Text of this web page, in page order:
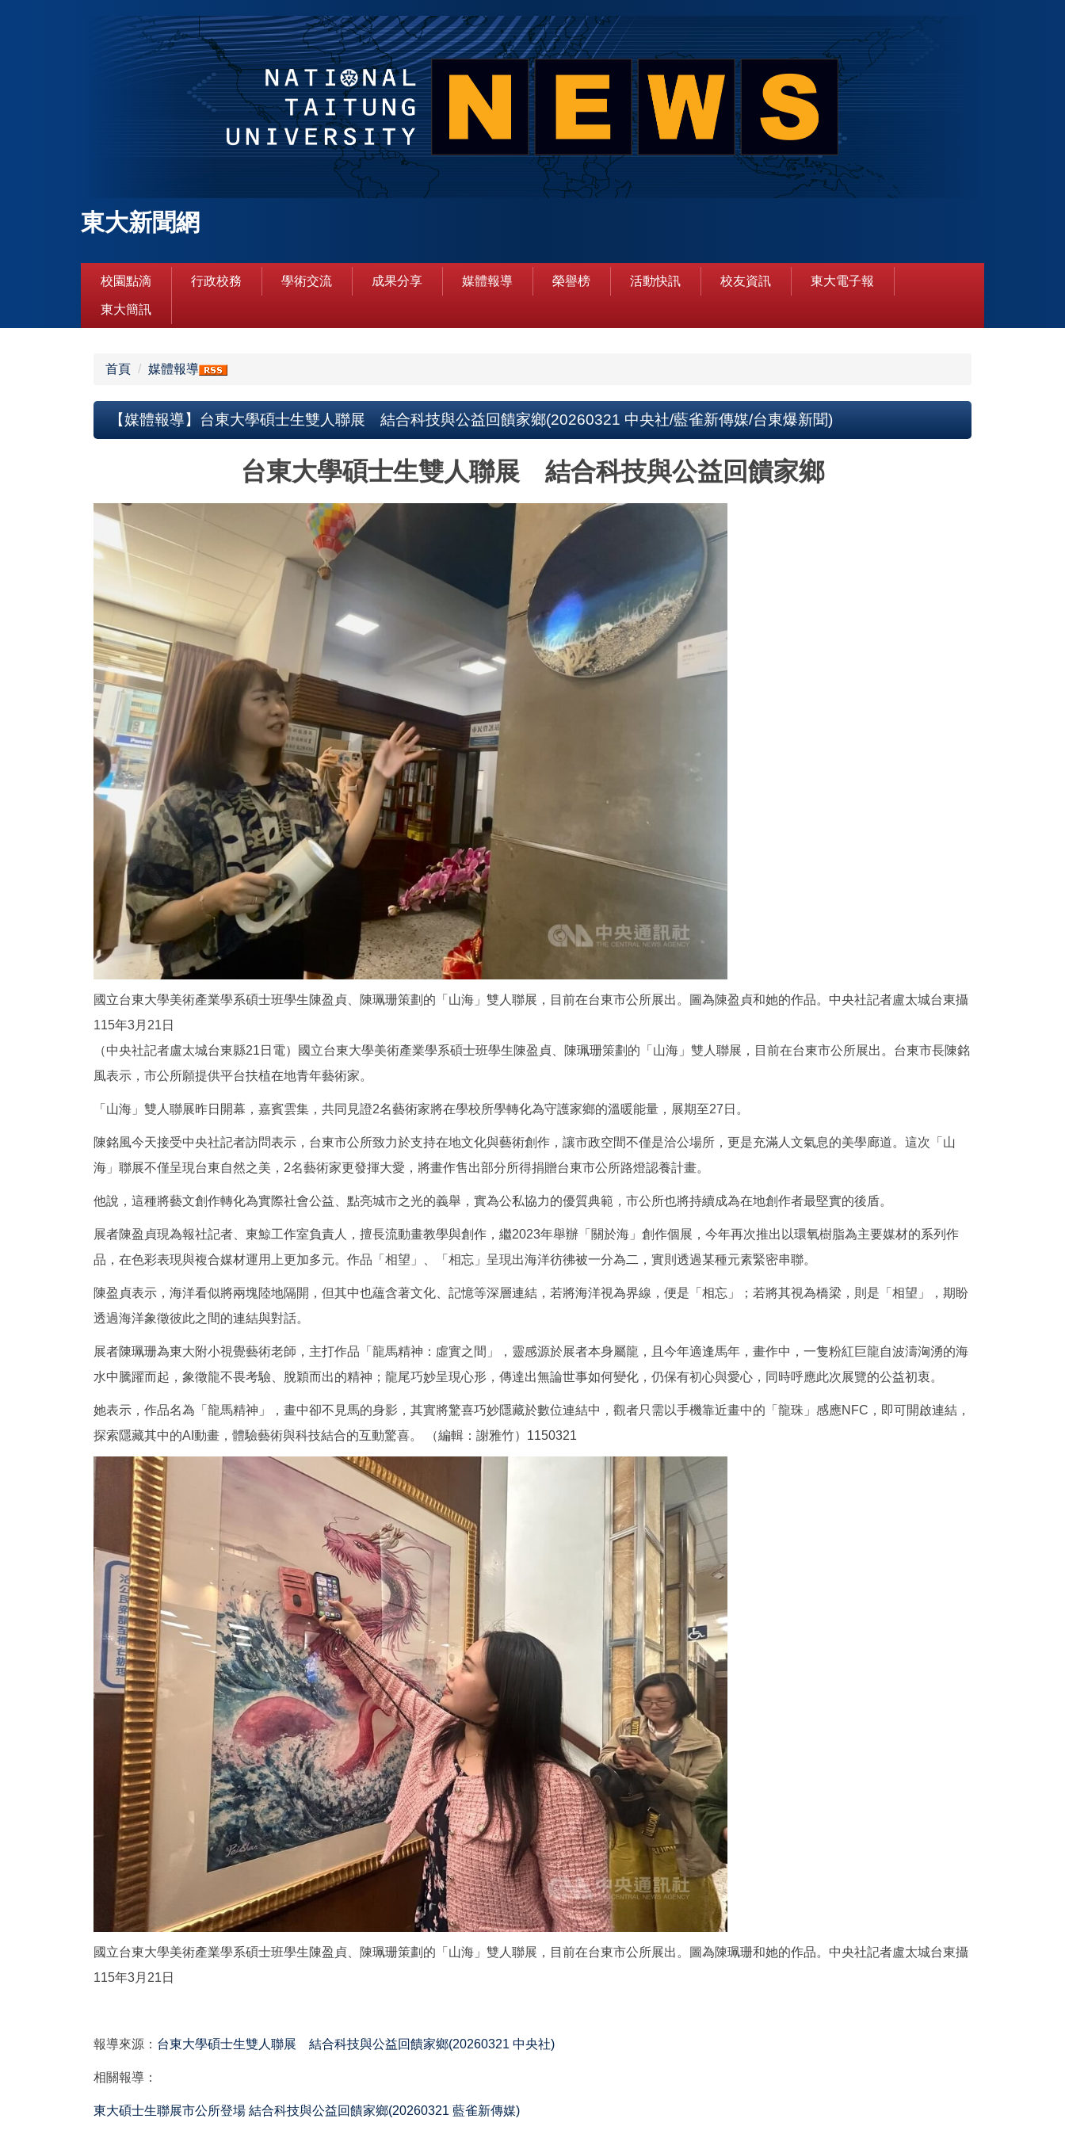
東大新聞網
校園點滴 行政校務 學術交流 成果分享 媒體報導 榮譽榜 活動快訊 校友資訊 東大電子報
東大簡訊
首頁 媒體報導
【媒體報導】台東大學碩士生雙人聯展 結合科技與公益回饋家鄉(20260321 中央社/藍雀新傳媒/台東爆新聞)
台東大學碩士生雙人聯展 結合科技與公益回饋家鄉
國立台東大學美術產業學系碩士班學生陳盈貞、陳珮珊策劃的「山海」雙人聯展，目前在台東市公所展出。圖為陳盈貞和她的作品。中央社記者盧太城台東攝
115年3月21日
（中央社記者盧太城台東縣21日電）國立台東大學美術產業學系碩士班學生陳盈貞、陳珮珊策劃的「山海」雙人聯展，目前在台東市公所展出。台東市長陳銘
風表示，市公所願提供平台扶植在地青年藝術家。
「山海」雙人聯展昨日開幕，嘉賓雲集，共同見證2名藝術家將在學校所學轉化為守護家鄉的溫暖能量，展期至27日。
陳銘風今天接受中央社記者訪問表示，台東市公所致力於支持在地文化與藝術創作，讓市政空間不僅是洽公場所，更是充滿人文氣息的美學廊道。這次「山
海」聯展不僅呈現台東自然之美，2名藝術家更發揮大愛，將畫作售出部分所得捐贈台東市公所路燈認養計畫。
他說，這種將藝文創作轉化為實際社會公益、點亮城市之光的義舉，實為公私協力的優質典範，市公所也將持續成為在地創作者最堅實的後盾。
展者陳盈貞現為報社記者、東鯨工作室負責人，擅長流動畫教學與創作，繼2023年舉辦「關於海」創作個展，今年再次推出以環氧樹脂為主要媒材的系列作
品，在色彩表現與複合媒材運用上更加多元。作品「相望」、「相忘」呈現出海洋彷彿被一分為二，實則透過某種元素緊密串聯。
陳盈貞表示，海洋看似將兩塊陸地隔開，但其中也蘊含著文化、記憶等深層連結，若將海洋視為界線，便是「相忘」；若將其視為橋梁，則是「相望」，期盼
透過海洋象徵彼此之間的連結與對話。
展者陳珮珊為東大附小視覺藝術老師，主打作品「龍馬精神：虛實之間」，靈感源於展者本身屬龍，且今年適逢馬年，畫作中，一隻粉紅巨龍自波濤洶湧的海
水中騰躍而起，象徵龍不畏考驗、脫穎而出的精神；龍尾巧妙呈現心形，傳達出無論世事如何變化，仍保有初心與愛心，同時呼應此次展覽的公益初衷。
她表示，作品名為「龍馬精神」，畫中卻不見馬的身影，其實將驚喜巧妙隱藏於數位連結中，觀者只需以手機靠近畫中的「龍珠」感應NFC，即可開啟連結，
探索隱藏其中的AI動畫，體驗藝術與科技結合的互動驚喜。 （編輯：謝雅竹）1150321
國立台東大學美術產業學系碩士班學生陳盈貞、陳珮珊策劃的「山海」雙人聯展，目前在台東市公所展出。圖為陳珮珊和她的作品。中央社記者盧太城台東攝
115年3月21日
報導來源： 台東大學碩士生雙人聯展 結合科技與公益回饋家鄉(20260321 中央社)
相關報導：
東大碩士生聯展市公所登場 結合科技與公益回饋家鄉(20260321 藍雀新傳媒)